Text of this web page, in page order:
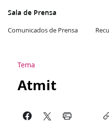
Sala de Prensa
Comunicados de Prensa
Tema
Atmit